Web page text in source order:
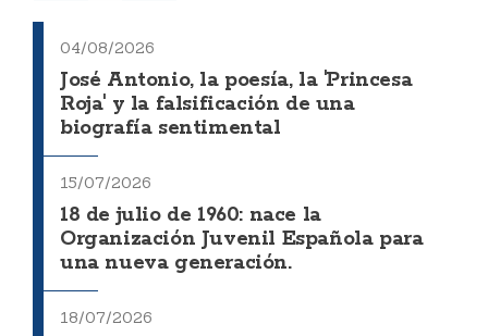
04/08/2026
José Antonio, la poesía, la 'Princesa
Roja' y la falsificación de una
biografía sentimental
15/07/2026
18 de julio de 1960: nace la
Organización Juvenil Española para
una nueva generación.
18/07/2026